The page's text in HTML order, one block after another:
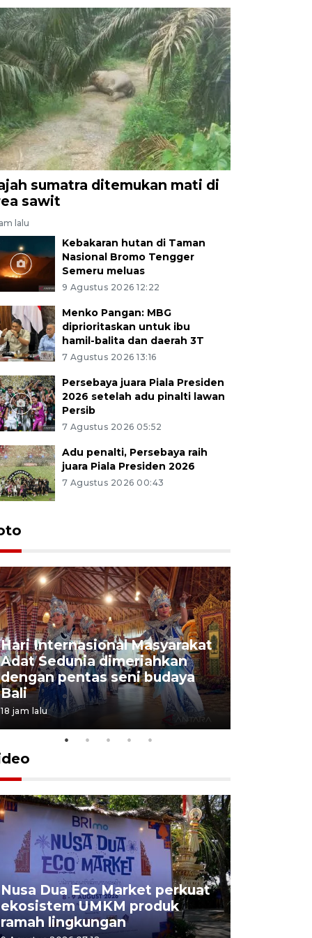
sumatra ditemukan mati di
sawit
lalu
Kebakaran hutan di Taman
Nasional Bromo Tengger
Semeru meluas
9 Agustus 2026 12:22
Menko Pangan: MBG
diprioritaskan untuk ibu
hamil-balita dan daerah 3T
7 Agustus 2026 13:16
Persebaya juara Piala Presiden
2026 setelah adu pinalti lawan
Persib
7 Agustus 2026 05:52
Adu penalti, Persebaya raih
juara Piala Presiden 2026
7 Agustus 2026 00:43
Hari Internasional Masyarakat
Adat Sedunia dimeriahkan
dengan pentas seni budaya
Bali
18 jam lalu
Nusa Dua Eco Market perkuat
ekosistem UMKM produk
ramah lingkungan